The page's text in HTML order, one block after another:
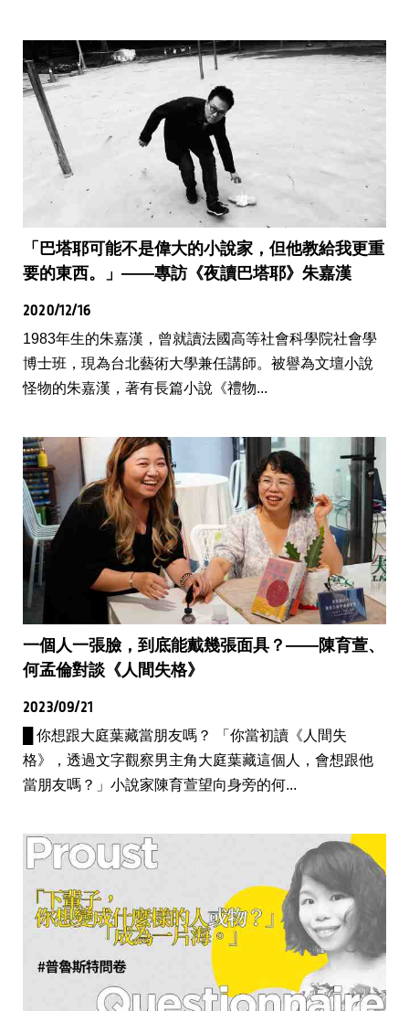
「巴塔耶可能不是偉大的小說家，但他教給我更重
要的東西。」——專訪《夜讀巴塔耶》朱嘉漢
2020/12/16
1983年生的朱嘉漢，曾就讀法國高等社會科學院社會學
博士班，現為台北藝術大學兼任講師。被譽為文壇小說
怪物的朱嘉漢，著有長篇小說《禮物...
一個人一張臉，到底能戴幾張面具？——陳育萱、
何孟倫對談《人間失格》
2023/09/21
█ 你想跟大庭葉藏當朋友嗎？ 「你當初讀《人間失
格》，透過文字觀察男主角大庭葉藏這個人，會想跟他
當朋友嗎？」小說家陳育萱望向身旁的何...